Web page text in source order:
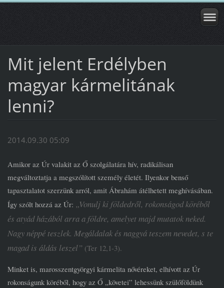
Mit jelent Erdélyben
magyar kármelitának
lenni?
2014.09.30 05:09
Amikor az Úr valakit az Ő szolgálatára hív, radikálisan
megváltoztatja a megszólított személy életét. Ilyenkor benső
tapasztalatot szerzünk arról, amit Ábrahám átélhetett meghívásában.
Így szólt hozzá az Úr: „Vonulj ki földedről, rokonságod köréből
és atyád házából arra a földre, amelyet majd mutatok neked.
Nagy néppé teszlek. Megáldalak és naggyá teszem nevedet, s te
magad is áldás leszel” (Ter 12,1-3).
Minket is, marosszentgyörgyi kármelita nővéreket, elhívott az Úr
rokonságunk köréből, hogy az Ő „követei” lehessünk szülőföldünk